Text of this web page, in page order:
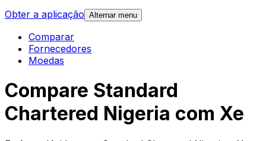
Obter a aplicação Alternar menu
Comparar
Fornecedores
Moedas
Compare Standard
Chartered Nigeria com Xe